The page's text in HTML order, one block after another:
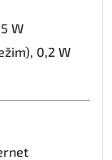
W
0,2 W